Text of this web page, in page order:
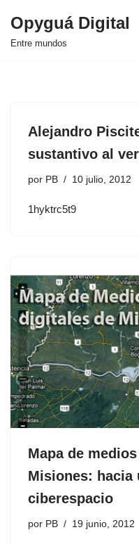
Saltar
Opyguá Digital
Entre mundos
Alejandro
sustantivo al
por PB 10 julio, 2012
1hyktrc5t9
Mapa de
Misiones: hacia
ciberespacio
por PB 19 junio, 2012